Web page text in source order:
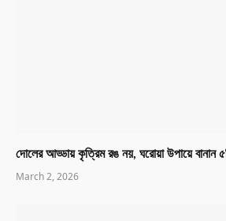
দোলের আড্ডায় কৃত্রিম রঙ নয়, ঘরোয়া উপায়ে বানান
March 2, 2026